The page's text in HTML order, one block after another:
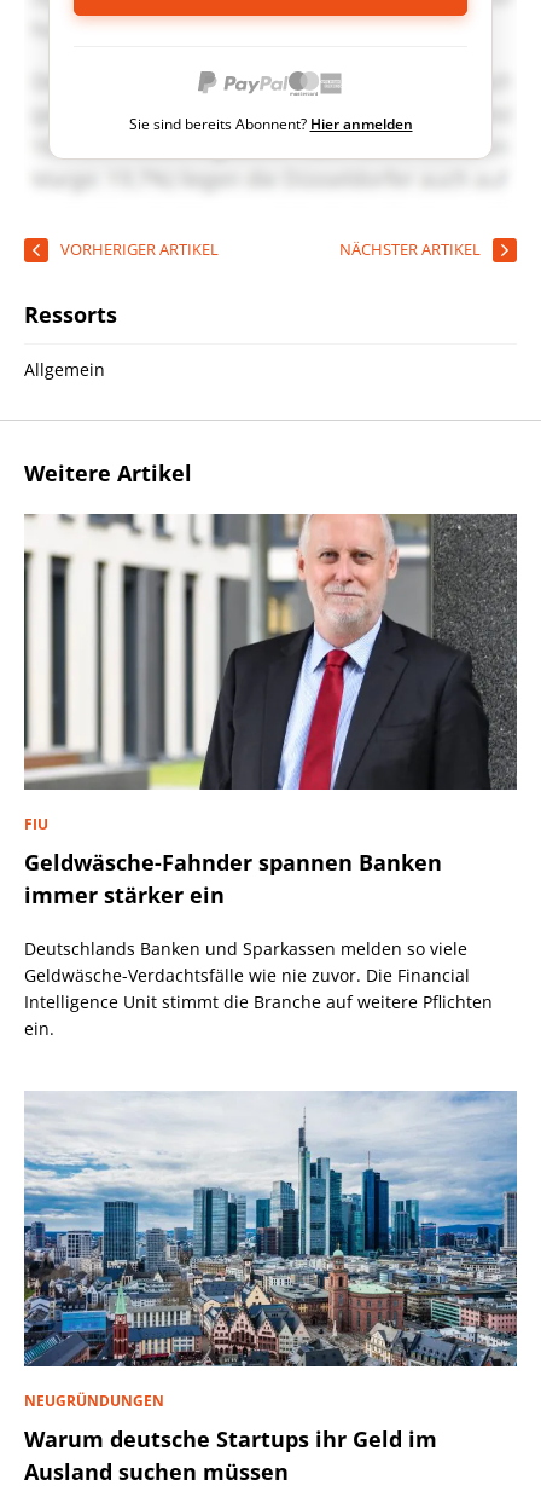
Sie sind bereits Abonnent? Hier anmelden
VORHERIGER ARTIKEL NÄCHSTER ARTIKEL
Ressorts
Allgemein
Weitere Artikel
FIU
Geldwäsche-Fahnder spannen Banken
immer stärker ein
Deutschlands Banken und Sparkassen melden so viele
Geldwäsche-Verdachtsfälle wie nie zuvor. Die Financial
Intelligence Unit stimmt die Branche auf weitere Pflichten
ein.
NEUGRÜNDUNGEN
Warum deutsche Startups ihr Geld im
Ausland suchen müssen